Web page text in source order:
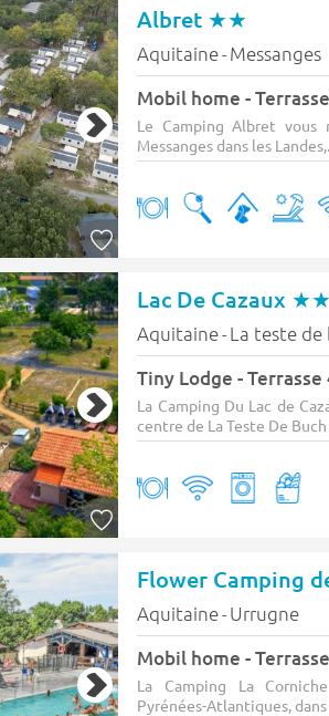
Albret ★★
Aquitaine- Messanges
Mobil home -
Le Camping Albret
Messanges dans les
Lac De Cazaux ★★
Aquitaine- La teste de
Tiny Lodge - Terrasse
La Camping Du Lac de
centre de La Teste De Buch
Flower Camping
Aquitaine- Urrugne
Mobil home -
La Camping La
Pyrénées-Atlantiques, dans